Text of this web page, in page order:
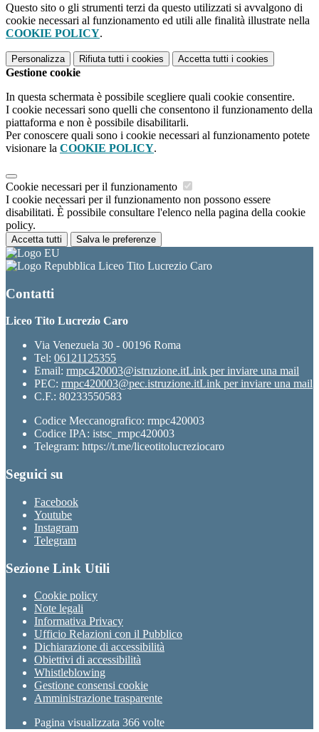
Questo sito o gli strumenti terzi da questo utilizzati si avvalgono di
cookie necessari al funzionamento ed utili alle finalità illustrate nella
COOKIE POLICY.
Personalizza Rifiuta tutti i cookies Accetta tutti i cookies
Gestione cookie
In questa schermata è possibile scegliere quali cookie consentire.
I cookie necessari sono quelli che consentono il funzionamento della
piattaforma e non è possibile disabilitarli.
Per conoscere quali sono i cookie necessari al funzionamento potete
visionare la COOKIE POLICY.
Cookie necessari per il funzionamento
I cookie necessari per il funzionamento non possono essere
disabilitati. È possibile consultare l'elenco nella pagina della cookie
policy.
Accetta tutti Salva le preferenze
Liceo Tito Lucrezio Caro
Contatti
Liceo Tito Lucrezio Caro
Via Venezuela 30 - 00196 Roma
Tel: 06121125355
Email: rmpc420003@istruzione.itLink per inviare una mail
PEC: rmpc420003@pec.istruzione.itLink per inviare una mail
C.F.: 80233550583
Codice Meccanografico: rmpc420003
Codice IPA: istsc_rmpc420003
Telegram: https://t.me/liceotitolucreziocaro
Seguici su
Facebook
Youtube
Instagram
Telegram
Sezione Link Utili
Cookie policy
Note legali
Informativa Privacy
Ufficio Relazioni con il Pubblico
Dichiarazione di accessibilità
Obiettivi di accessibilità
Whistleblowing
Gestione consensi cookie
Amministrazione trasparente
Pagina visualizzata 366 volte